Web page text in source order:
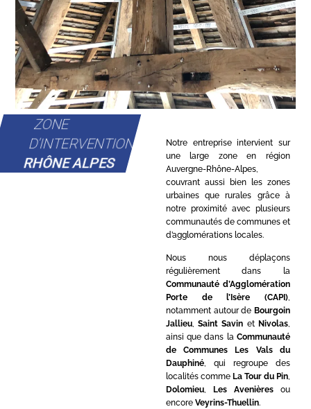
ZONE
D'INTERVENTION
RHÔNE ALPES
Notre entreprise intervient sur
une large zone en région
Auvergne-Rhône-Alpes,
couvrant aussi bien les zones
urbaines que rurales grâce à
notre proximité avec plusieurs
communautés de communes et
d’agglomérations locales.
Nous nous déplaçons
régulièrement dans la
Communauté d’Agglomération
Porte de l’Isère (CAPI),
notamment autour de Bourgoin
Jallieu,Saint Savin et Nivolas,
ainsi que dans la Communauté
de Communes Les Vals du
Dauphiné, qui regroupe des
localités comme La Tour du Pin,
Dolomieu, Les Avenièresou
encore Veyrins-Thuellin.